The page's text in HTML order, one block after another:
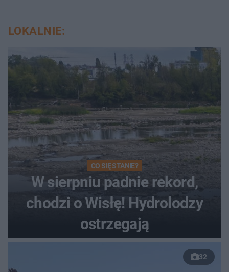
LOKALNIE:
CO SIĘ STANIE?
W sierpniu padnie rekord,
chodzi o Wisłę! Hydrolodzy
ostrzegają
32